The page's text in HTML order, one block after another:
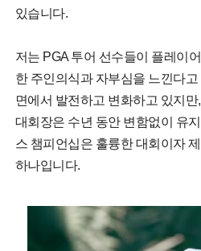
있습니다.
저는 PGA 투어 선수들이 플레이
한 주인의식과 자부심을 느낀다
면에서 발전하고 변화하고 있지
대회장은 수년 동안 변함없이 유
스 챔피언십은 훌륭한 대회이자
하나입니다.